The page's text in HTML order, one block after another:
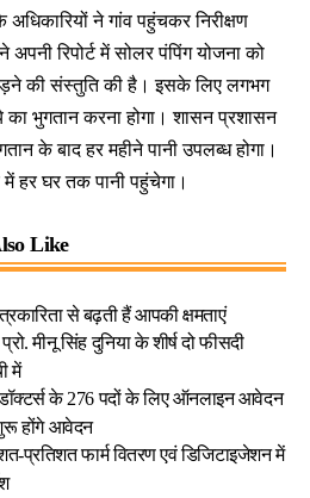
ने गांव पहुंचकर निरीक्षण
अपनी रिपोर्ट में सोलर पंपिंग योजना को
की संस्तुति की है। इसके लिए लगभग
भुगतान करना होगा। शासन प्रशासन
के बाद हर महीने पानी उपलब्ध होगा।
में हर घर तक पानी पहुंचेगा।
Like
से बढ़ती हैं आपकी क्षमताएं
मीनू सिंह दुनिया के शीर्ष दो फीसदी
में
के 276 पदों के लिए ऑनलाइन आवेदन
होंगे आवेदन
प्रतिशत फार्म वितरण एवं डिजिटाइजेशन में